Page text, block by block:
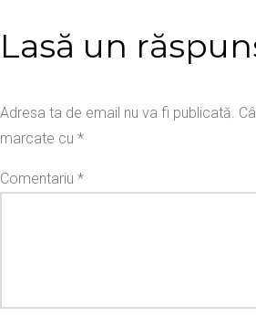
Lasă un
Adresa ta de email nu va fi publicată.
marcate cu *
Comentariu *